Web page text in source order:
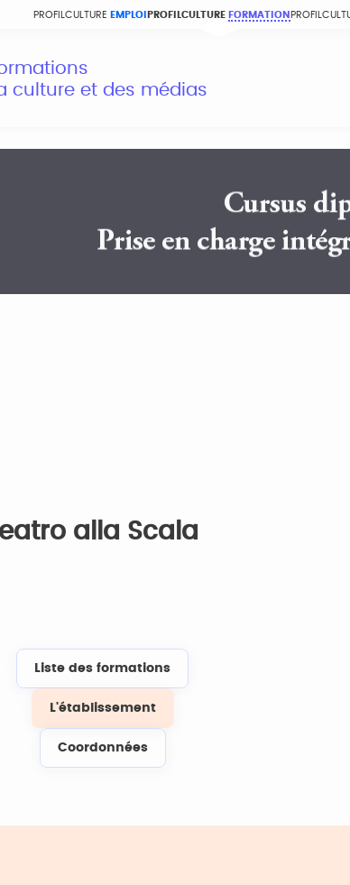
PROFILCULTURE EMPLOI PROFILCULTURE FORMATION
culture et des médias
alla Scala
Liste des formations
L'établissement
Coordonnées